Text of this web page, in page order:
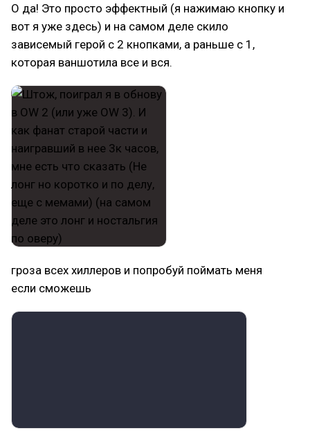
О да! Это просто эффектный (я нажимаю кнопку и
вот я уже здесь) и на самом деле скило
зависемый герой с 2 кнопками, а раньше с 1,
которая ваншотила все и вся.
гроза всех хиллеров и попробуй поймать меня
если сможешь